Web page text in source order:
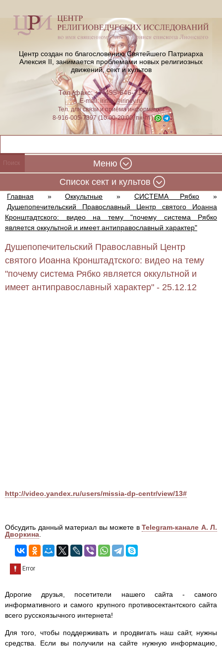
Центр создан по благословению Святейшего Патриарха
Алексия II, занимается проблемами новых религиозных
движений, сект и культов
Тел./факс: +7-495-646-71-47
E-mail:iriney@iriney.ru
Тел. для связи и приёма информации
8-916-005-7397 (10:00-20:00, пн-пт)
Меню
Cписок сект и культов
Главная » Оккультные » СИСТЕМА Рябко
»
Душепопечительский Православный Центр святого Иоанна
Кронштадтского: видео на тему "почему система Рябко
является оккультной и имеет антиправославный характер"
Душепопечительский Православный Центр
святого Иоанна Кронштадтского: видео на тему
"почему система Рябко является оккультной и
имеет антиправославный характер" - 25.12.12
http://video.yandex.ru/users/missia-dp-centr/view/13#
Обсудить данный материал вы можете в Telegram-канале А. Л.
Дворкина
Дорогие друзья, посетители нашего сайта - самого
информативного и самого крупного противосектантского сайта
всего русскоязычного интернета!
Для того, чтобы поддерживать и продвигать наш сайт, нужны
средства. Если вы получили на сайте нужную информацию,